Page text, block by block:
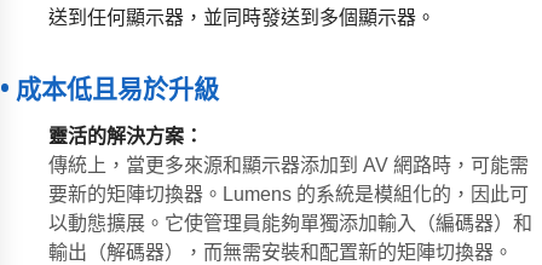
送到任何顯示器，並同時發送到多個顯示器。
• 成本低且易於升級
靈活的解決方案 ：
傳統上，當更多來源和顯示器添加到 AV 網路時，可能需
要新的矩陣切換器。Lumens 的系統是模組化的，因此可
以動態擴展。它使管理員能夠單獨添加輸入（編碼器）和
輸出（解碼器），而無需安裝和配置新的矩陣切換器。